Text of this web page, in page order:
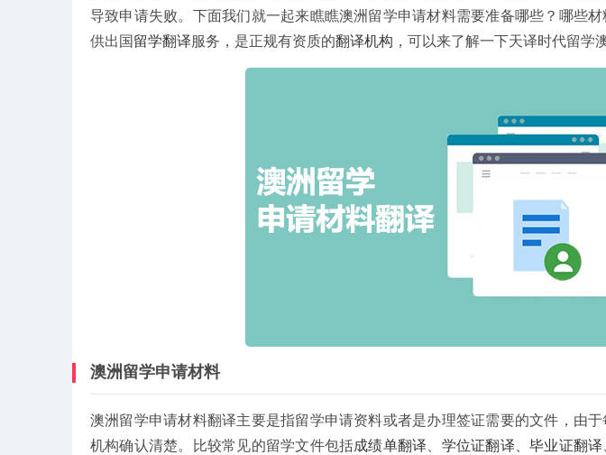
导致申请失败。下面我们就一起来瞧瞧澳洲留学申请材料需要准备哪些？哪些
供出国 留学翻译服务，是正规有资质的翻译机构 ，可以来了解一下天译时代留学
澳洲留学申请材料
澳洲留学申请材料翻译主要是指留学申请资料或者是办理签证需要的文件，由
机构确认清楚。比较常见的留学文件包括成绩单翻译 学位证翻译 、毕业证翻译